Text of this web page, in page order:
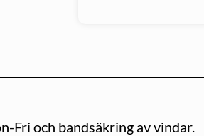
Fri och bandsäkring av vindar.